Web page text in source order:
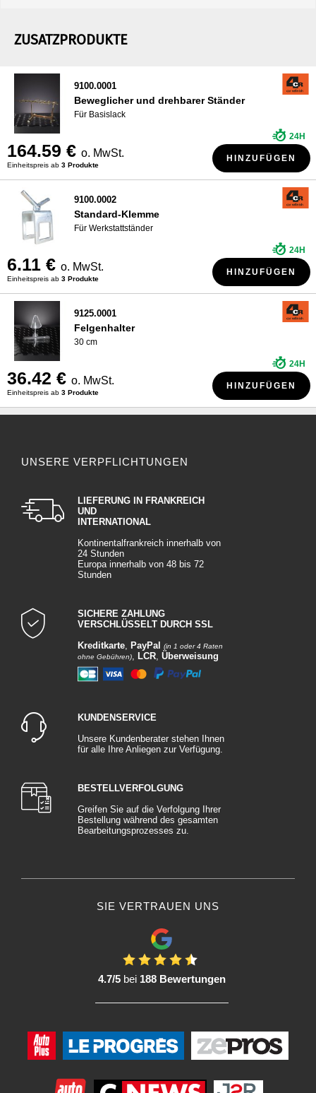
ZUSATZPRODUKTE
9100.0001
Beweglicher und drehbarer Ständer
Für Basislack
164.59 € o. MwSt.
Einheitspreis ab 3 Produkte
24H
HINZUFÜGEN
9100.0002
Standard-Klemme
Für Werkstattständer
6.11 € o. MwSt.
Einheitspreis ab 3 Produkte
24H
HINZUFÜGEN
9125.0001
Felgenhalter
30 cm
36.42 € o. MwSt.
Einheitspreis ab 3 Produkte
24H
HINZUFÜGEN
UNSERE VERPFLICHTUNGEN
LIEFERUNG IN FRANKREICH
UND
INTERNATIONAL
Kontinentalfrankreich innerhalb von
24 Stunden
Europa innerhalb von 48 bis 72
Stunden
SICHERE ZAHLUNG
VERSCHLÜSSELT DURCH SSL
Kreditkarte, PayPal
(in 1 oder 4 Raten
ohne Gebühren), LCR, Überweisung
KUNDENSERVICE
Unsere Kundenberater stehen Ihnen
für alle Ihre Anliegen zur Verfügung.
BESTELLVERFOLGUNG
Greifen Sie auf die Verfolgung Ihrer
Bestellung während des gesamten
Bearbeitungsprozesses zu.
SIE VERTRAUEN UNS
4.7/5bei 188 Bewertungen